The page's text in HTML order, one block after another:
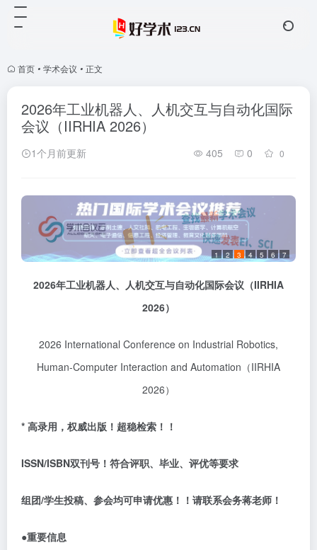
首页 • 学术会议 • 正文
2026年工业机器人、人机交互与自动化国际
会议（IIRHIA 2026）
1个月前更新 405 0 0
1 2 3 4 5 6 7
2026年工业机器人、人机交互与自动化国际会议 （IIRHIA
2026）
2026 International Conference on Industrial Robotics,
Human-Computer Interaction and Automation（IIRHIA
2026）
* 高录用，权威出版！超稳检索！！
ISSN/ISBN双刊号！符合评职、毕业、评优等要求
组团/学生投稿、参会均可申请优惠！！请联系会务蒋老师！
●重要信息